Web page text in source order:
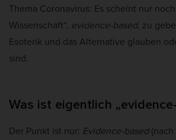
Thema Coronavirus: Es scheint nur
Wissenschaft“, evidence-based, zu
Esoterik und das Alternative glauben
sind.
Was ist eigentlich
Der Punkt ist nur: Evidence-based(nach